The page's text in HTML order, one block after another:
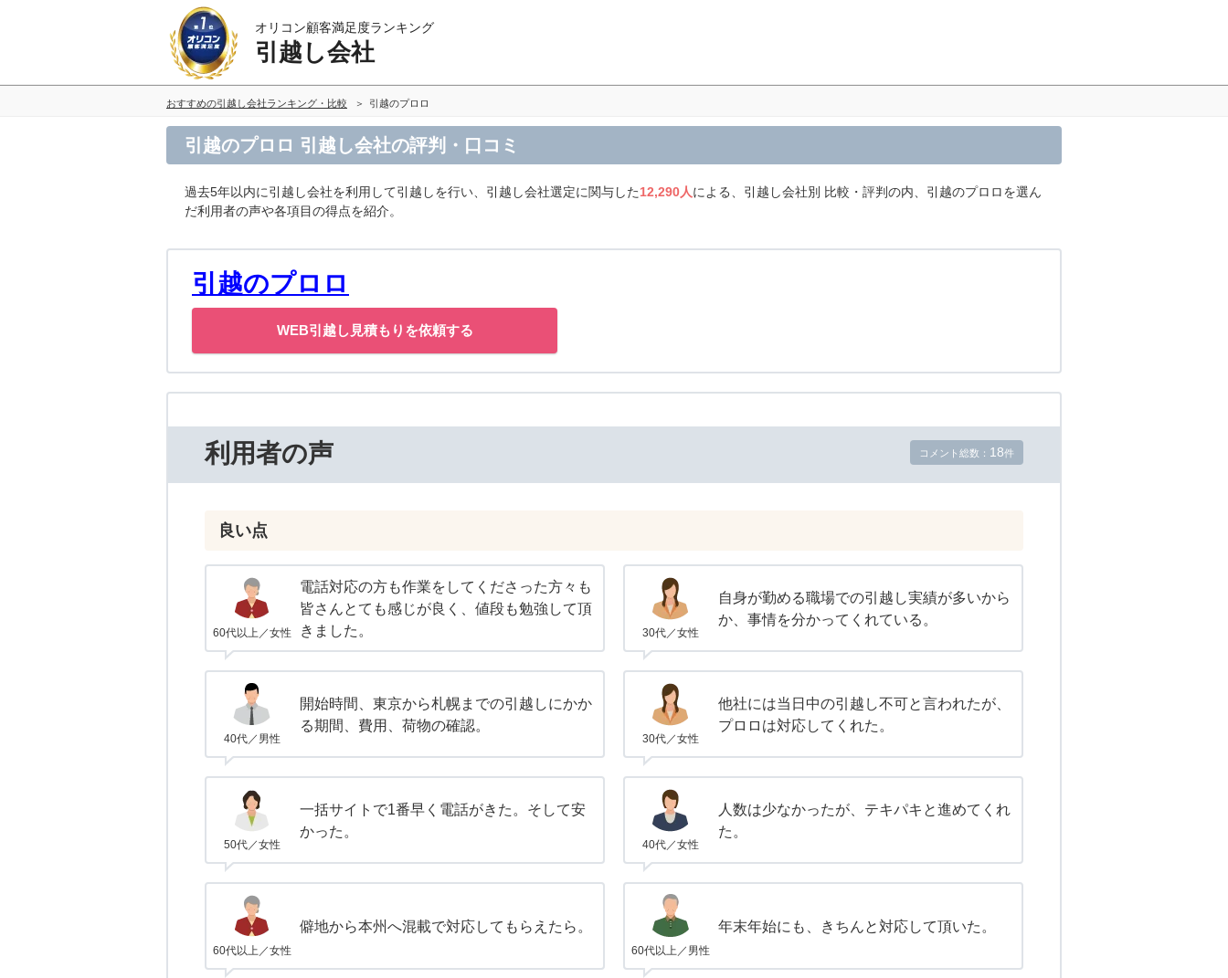
オリコン顧客満足度ランキング
引越し会社
おすすめの引越し会社ランキング・比較 引越のプロロ
引越のプロロ 引越し会社の評判・口コミ
過去5年以内に引越し会社を利用して引越しを行い、引越し会社選定に関与した12,290人による、引越し会社別 比較・評判の内、引越のプロロを選ん
だ利用者の声や各項目の得点を紹介。
引越のプロロ
WEB引越し見積もりを依頼する
利用者の声 コメント総数： 18件
良い点
60代以上／女性
電話対応の方も作業をしてくださった方々も
皆さんとても感じが良く、値段も勉強して頂
きました。
30代／女性
自身が勤める職場での引越し実績が多いから
か、事情を分かってくれている。
40代／男性
開始時間、東京から札幌までの引越しにかか
る期間、費用、荷物の確認。
30代／女性
他社には当日中の引越し不可と言われたが、
プロロは対応してくれた。
50代／女性
一括サイトで1番早く電話がきた。そして安
かった。
40代／女性
人数は少なかったが、テキパキと進めてくれ
た。
60代以上／女性
僻地から本州へ混載で対応してもらえたら。
60代以上／男性
年末年始にも、きちんと対応して頂いた。